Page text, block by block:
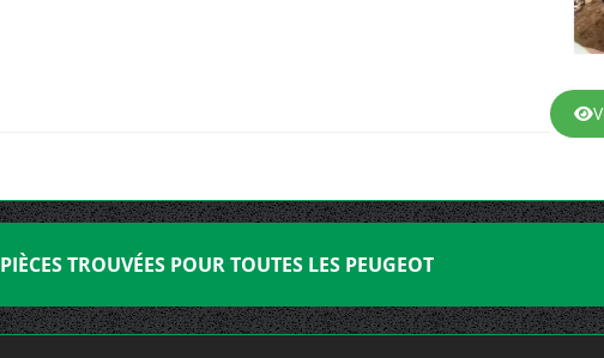
TROUVÉES POUR TOUTES LES PEUGEOT